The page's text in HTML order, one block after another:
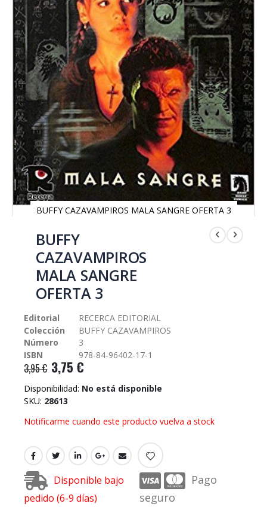
BUFFY CAZAVAMPIROS MALA SANGRE OFERTA 3
comienzo
imágenes
BUFFY
CAZAVAMPIROS
MALA SANGRE
OFERTA 3
Editorial
RECERCA EDITORIAL
Colección
BUFFY CAZAVAMPIROS
Número
3
ISBN
978-84-96402-17-1
3,95 € 3,75 €
Disponibilidad: No está disponible
SKU 28613
Notificarme cuando este producto vuelva a stock
Disponible bajo
pedido (6-9 días)
Pago
seguro